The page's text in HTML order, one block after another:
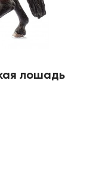
лошадь